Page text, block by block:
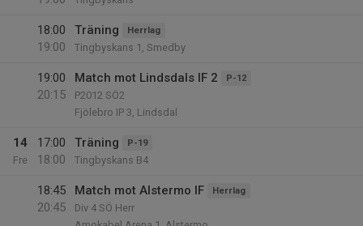
18:00
19:00
Träning Herrlag
Tingbyskans 1, Smedby
19:00
20:15
Match mot Lindsdals IF 2 P-12
P2012 SÖ2
Fjölebro IP 3, Lindsdal
14
Fre
17:00
18:00
Träning P-19
Tingbyskans B4
18:45
20:45
Match mot Alstermo IF Herrlag
Div 4 SÖ Herr